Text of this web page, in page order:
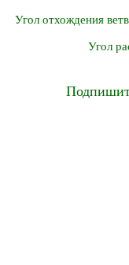
Угол отхождения
Угол